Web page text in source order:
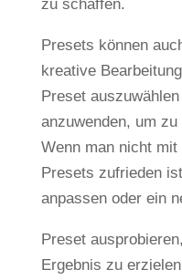
zu schaffen.
Presets können
kreative
Preset
anzuwenden, um
Wenn man nicht
Presets zufrieden
anpassen oder ein
Preset
Ergebnis zu